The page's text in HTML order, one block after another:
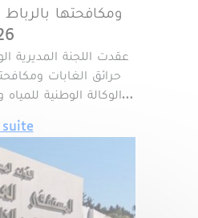
عقدت اللجنة المديرية
حرائق الغابات
الوكالة الوطنية للمياه والغابات، تحت رئاسة المدير…